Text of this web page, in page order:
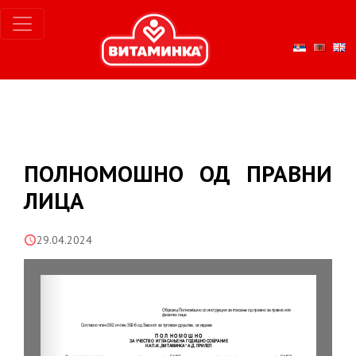
ПОЛНОМОШНО ОД ПРАВНИ
ЛИЦА
29.04.2024